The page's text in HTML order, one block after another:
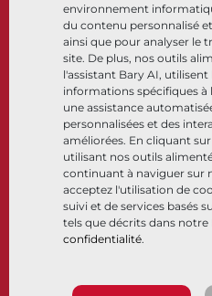
environnement
du contenu personnalisé
ainsi que pour analyser le
site. De plus, nos outils
l'assistant Bary AI, utilisent
informations spécifiques
une assistance
personnalisées et des
améliorées. En cliquant sur
utilisant nos outils
continuant à naviguer sur
acceptez l'utilisation de
suivi et de services basés
tels que décrits dans notre
confidentialité.
À propos
Sites
Partenariats
Développement durable
Portail clients
Suivez-nous
© 2026 Bray